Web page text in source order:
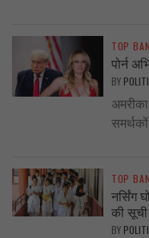
TOP
पोर्न
BY
TOP
नर्सिंग
की
BY